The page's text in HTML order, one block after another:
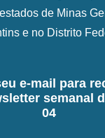
de Minas
e no Distrito
e-mail para
semanal
04